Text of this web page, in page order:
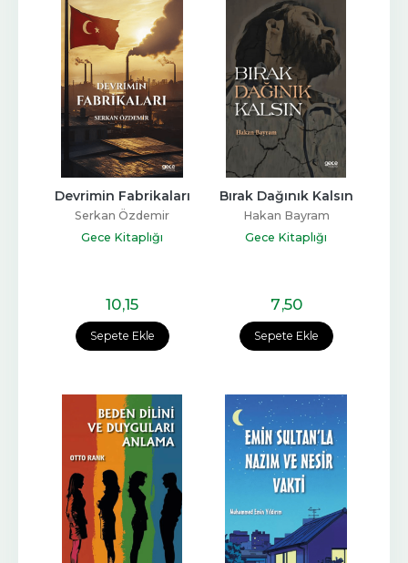
Sepete Ekle
Devrimin Fabrikaları
Serkan Özdemir
Gece Kitaplığı
10,15
Sepete Ekle
Bırak Dağınık Kalsın
Hakan Bayram
Gece Kitaplığı
7,50